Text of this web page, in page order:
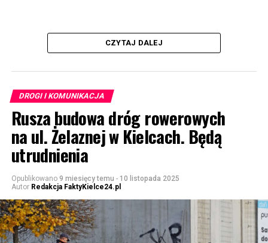
CZYTAJ DALEJ
DROGI I KOMUNIKACJA
Rusza budowa dróg rowerowych
na ul. Żelaznej w Kielcach. Będą
utrudnienia
Opublikowano 9 miesięcy temu - 10 listopada 2025
Autor Redakcja FaktyKielce24.pl